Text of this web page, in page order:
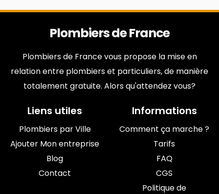
Plombiers de France
Plombiers de France vous propose la mise en
relation entre plombiers et particuliers, de manière
totalement gratuite. Alors qu'attendez vous?
Liens utiles
Plombiers par Ville
Ajouter Mon entreprise
Blog
Contact
Informations
Comment ça marche ?
Tarifs
FAQ
CGS
Politique de